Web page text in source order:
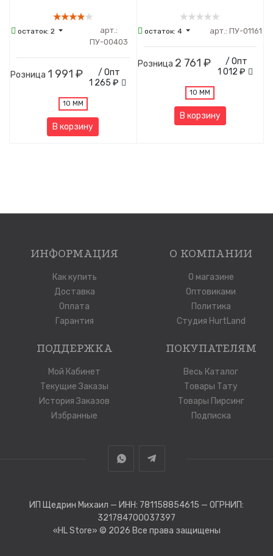
остаток:2
арт.:
ПУ-00403
Розница 1 991 ₽
/ Опт
1 265 ₽
10 ММ
В корзину
остаток:4 арт.: ПУ-01161
Розница 2 761 ₽
/ Опт
1 012 ₽
10 ММ
В корзину
ИНФОРМАЦИЯ
Как купить
Доставка
Оплата
Гарантия
О КОМПАНИИ
О магазине
Оптовиками
Политика
Студия HurtLand
ПОДДЕРЖКА
Мой Кабинет
Текущие Заказы
История Заказов
Избранные
ПОКУПАТЕЛЯМ
Весь Каталог
Товары Тату
Товары Пирсинг
Подписка
ИП Щедрин Михаил — ИНН: 781158854615 — ОГРНИП:
321784700037397
«HL Store» © 2026 Все права защищены